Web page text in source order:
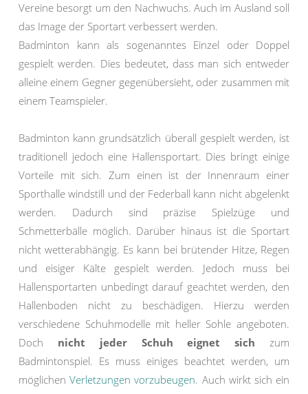
Vereine besorgt um den Nachwuchs. Auch im Ausland soll
das Image der Sportart verbessert werden.
Badminton kann als sogenanntes Einzel oder Doppel
gespielt werden. Dies bedeutet, dass man sich entweder
alleine einem Gegner gegenübersieht, oder zusammen mit
einem Teamspieler.
Badminton kann grundsätzlich überall gespielt werden, ist
traditionell jedoch eine Hallensportart. Dies bringt einige
Vorteile mit sich. Zum einen ist der Innenraum einer
Sporthalle windstill und der Federball kann nicht abgelenkt
werden. Dadurch sind präzise Spielzüge und
Schmetterbälle möglich. Darüber hinaus ist die Sportart
nicht wetterabhängig. Es kann bei brütender Hitze, Regen
und eisiger Kälte gespielt werden. Jedoch muss bei
Hallensportarten unbedingt darauf geachtet werden, den
Hallenboden nicht zu beschädigen. Hierzu werden
verschiedene Schuhmodelle mit heller Sohle angeboten.
Doch nicht jeder Schuh eignet sich zum
Badmintonspiel. Es muss einiges beachtet werden, um
möglichenVerletzungen vorzubeugen. Auch wirkt sich ein